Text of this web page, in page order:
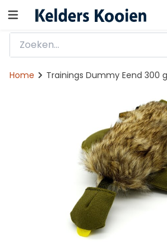
Home Trainings Dummy Eend 300